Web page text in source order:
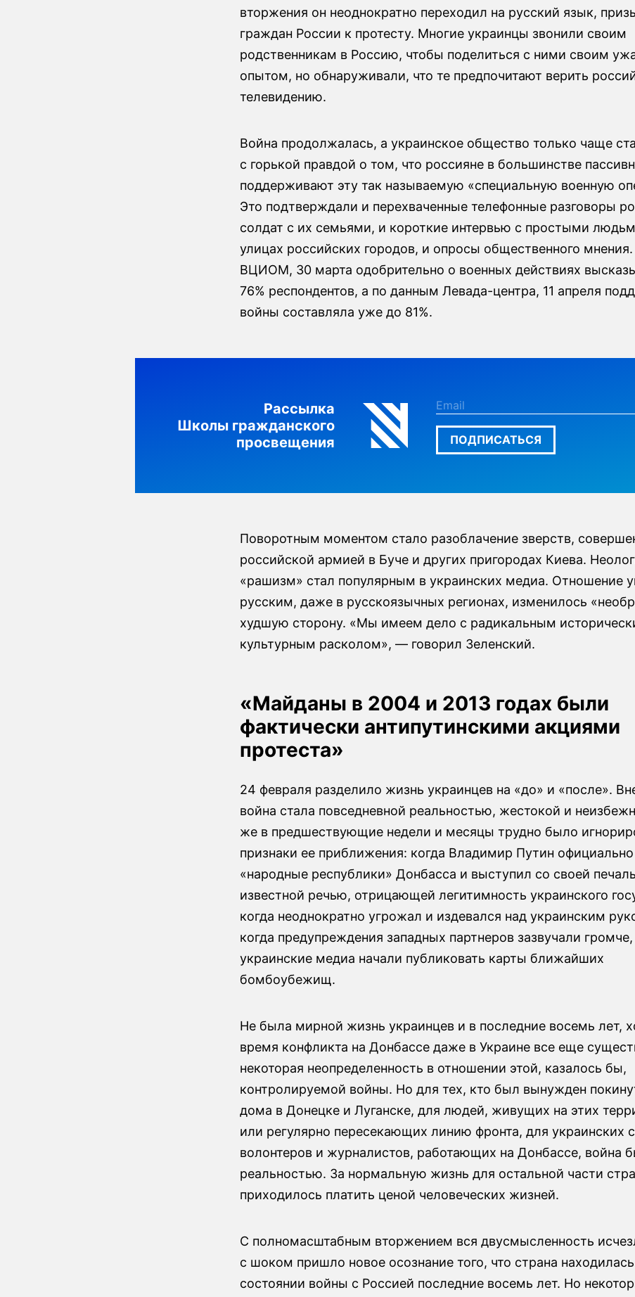
вторжения он неоднократно переходил на русский язык,
граждан России к протесту. Многие украинцы звонили своим
родственникам в Россию, чтобы поделиться с ними своим
опытом, но обнаруживали, что те предпочитают верить
телевидению.
Война продолжалась, а украинское общество только чаще
с горькой правдой о том, что россияне в большинстве
поддерживают эту так называемую «специальную военную
Это подтверждали и перехваченные телефонные разговоры
солдат с их семьями, и короткие интервью с простыми
улицах российских городов, и опросы общественного
ВЦИОМ, 30 марта одобрительно о военных действиях
76% респондентов, а по данным Левада-центра, 11 апреля
войны составляла уже до 81%.
Рассылка
Школы гражданского
просвещения
ПОДПИСАТЬСЯ
Поворотным моментом стало разоблачение зверств,
российской армией в Буче и других пригородах Киева.
«рашизм» стал популярным в украинских медиа. Отношение
русским, даже в русскоязычных регионах, изменилось
худшую сторону. «Мы имеем дело с радикальным
культурным расколом», — говорил Зеленский.
«Майданы в 2004 и 2013 годах были
фактически антипутинскими акциями
протеста»
24 февраля разделило жизнь украинцев на «до» и «после».
война стала повседневной реальностью, жестокой и
же в предшествующие недели и месяцы трудно было
признаки ее приближения: когда Владимир Путин официально
«народные республики» Донбасса и выступил со своей
известной речью, отрицающей легитимность украинского
когда неоднократно угрожал и издевался над украинским
когда предупреждения западных партнеров зазвучали громче,
украинские медиа начали публиковать карты ближайших
бомбоубежищ.
Не была мирной жизнь украинцев и в последние восемь лет,
время конфликта на Донбассе даже в Украине все еще
некоторая неопределенность в отношении этой, казалось бы,
контролируемой войны. Но для тех, кто был вынужден
дома в Донецке и Луганске, для людей, живущих на этих
или регулярно пересекающих линию фронта, для украинских
волонтеров и журналистов, работающих на Донбассе, война
реальностью. За нормальную жизнь для остальной части
приходилось платить ценой человеческих жизней.
С полномасштабным вторжением вся двусмысленность
с шоком пришло новое осознание того, что страна
состоянии войны с Россией последние восемь лет. Но